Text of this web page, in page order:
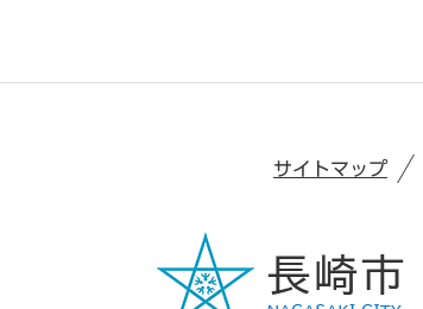
サイトマップ